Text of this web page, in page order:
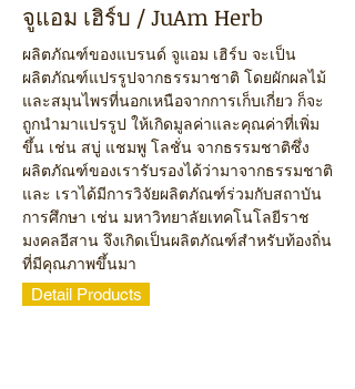
จูแอม เฮิร์บ / JuAm Herb
ผลิตภัณฑ์ของแบรนด์ จูแอม เฮิร์บ จะเป็น
ผลิตภัณฑ์แปรรูปจากธรรมาชาติ โดยผักผลไม้
และสมุนไพรที่นอกเหนือจากการเก็บเกี่ยว ก็จะ
ถูกนำมาแปรรูป ให้เกิดมูลค่าและคุณค่าที่เพิ่ม
ขึ้น เช่น สบู่ แชมพู โลชั่น จากธรรมชาติซึ่ง
ผลิตภัณฑ์ของเรารับรองได้ว่ามาจากธรรมชาติ
และ เราได้มีการวิจัยผลิตภัณฑ์ร่วมกับสถาบัน
การศึกษา เช่น มหาวิทยาลัยเทคโนโลยีราช
มงคลอีสาน จึงเกิดเป็นผลิตภัณฑ์สำหรับท้องถิ่น
ที่มีคุณภาพขึ้นมา
Detail Products